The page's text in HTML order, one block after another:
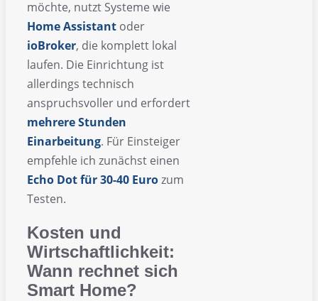
möchte, nutzt Systeme wie
Home Assistant oder
ioBroker, die komplett lokal
laufen. Die Einrichtung ist
allerdings technisch
anspruchsvoller und erfordert
mehrere Stunden
Einarbeitung. Für Einsteiger
empfehle ich zunächst einen
Echo Dot für 30-40 Eurozum
Testen.
Kosten und
Wirtschaftlichkeit:
Wann rechnet sich
Smart Home?